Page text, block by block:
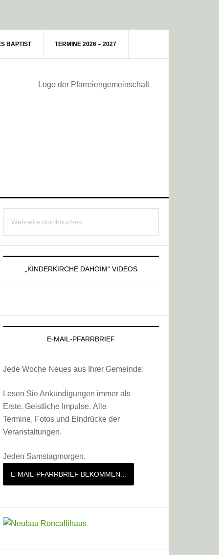
BAPTIST TERMINE 2026 – 2027
Haupt-
Sidebar
durchsuchen
„KINDERKIRCHE DAHOIM“ VIDEOS
E-MAIL-PFARRBRIEF
Jede Woche Neues aus Ihrer Gemeinde:
Lesen Sie Ankündigungen immer als
Erste. Geistliche Impulse. Alle
Termine, Fotos und Eindrücke der
Veranstaltungen.
Jeden Samstagmorgen.
E-MAIL-PFARRBRIEF BEKOMMEN...